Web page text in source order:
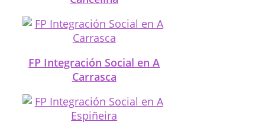
FP Integración Social en A
Carrasca